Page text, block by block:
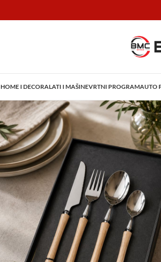
HOME I DECORALATI I MAŠINEVRTNI PROGRAMAUTO